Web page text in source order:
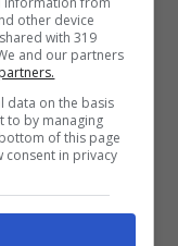
“Il veleno del
sui rifiuti
“Testimoni di
hanno sfidato
come con
umane
con“Io ho
other device
with 319
and our partners
data on the basis
to by managing
of this page
consent in privacy